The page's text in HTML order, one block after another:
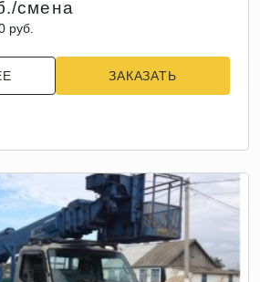
смена
руб.
ЗАКАЗАТЬ